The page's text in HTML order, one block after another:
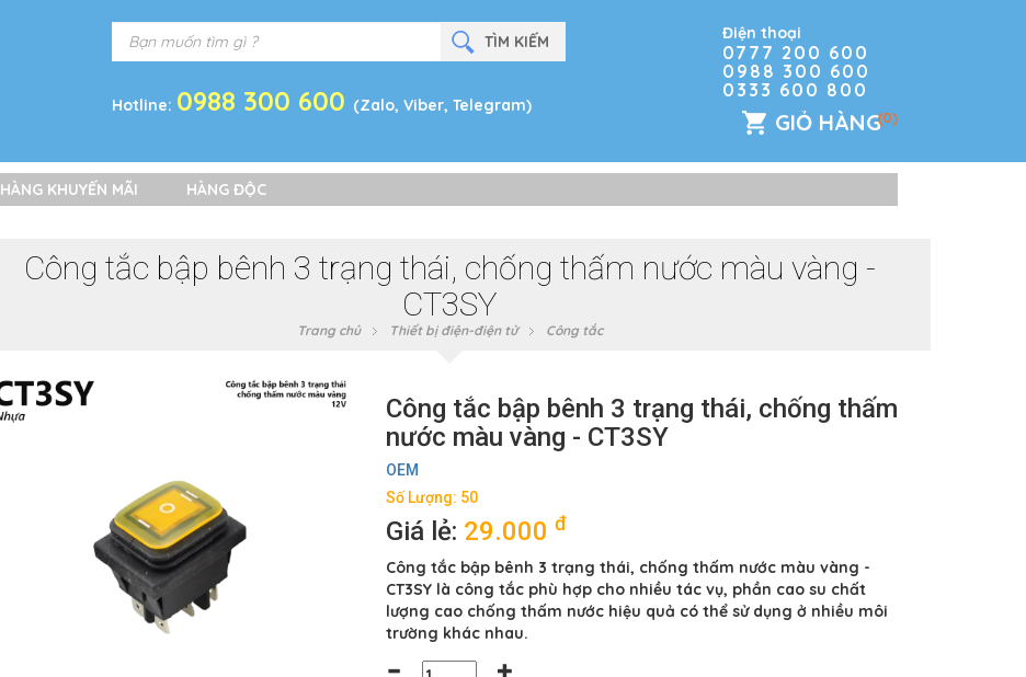
Hotline: 0988 300 600 (Zalo, Viber, Telegram)
Điện thoại
0777 200 600
0988 300 600
0333 600 800
GIỎ HÀNG(0)
HÀNG KHUYẾN MÃI HÀNG ĐỘC
Công tắc bập bênh 3 trạng thái, chống thấm nước màu vàng -
CT3SY
Trang chủ Thiết bị điện-điện tử Công tắc
Công tắc bập bênh 3 trạng thái, chống thấm
nước màu vàng - CT3SY
OEM
Số Lượng: 50
Giá lẻ: 29.000đ
Công tắc bập bênh 3 trạng thái, chống thấm nước màu vàng -
CT3SY là công tắc phù hợp cho nhiều tác vụ, phần cao su chất
lượng cao chống thấm nước hiệu quả có thể sử dụng ở nhiều môi
trường khác nhau.